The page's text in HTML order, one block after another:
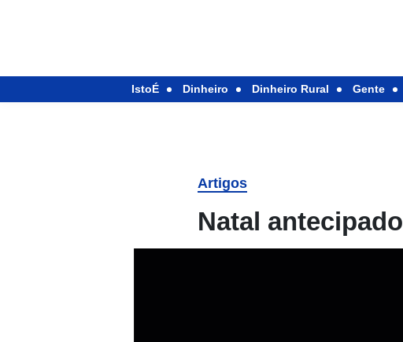
IstoÉ Dinheiro Dinheiro Rural Gente
Artigos
Natal antecipado